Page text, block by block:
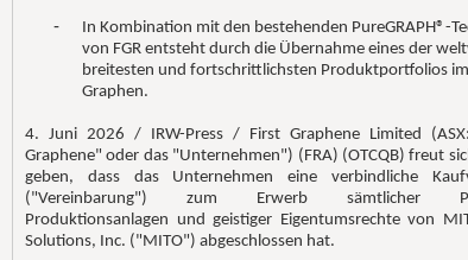
-
In Kombination mit den bestehenden PureGRAPH®-
von FGR entsteht durch die Übernahme eines der
breitesten und fortschrittlichsten Produktportfolios im
Graphen.
4. Juni 2026 / IRW-Press / First Graphene Limited
Graphene" oder das "Unternehmen") (FRA) (OTCQB) freut
geben, dass das Unternehmen eine verbindliche
("Vereinbarung") zum Erwerb sämtlicher
Produktionsanlagen und geistiger Eigentumsrechte von
Solutions, Inc. ("MITO") abgeschlossen hat.